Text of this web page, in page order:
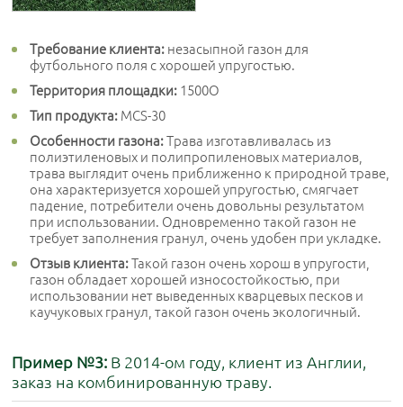
Требование клиента: незасыпной газон для
футбольного поля с хорошей упругостью.
Территория площадки: 1500O
Тип продукта: MCS-30
Особенности газона:Трава изготавливалась из
полиэтиленовых и полипропиленовых материалов,
трава выглядит очень приближенно к природной траве,
она характеризуется хорошей упругостью, смягчает
падение, потребители очень довольны результатом
при использовании. Одновременно такой газон не
требует заполнения гранул, очень удобен при укладке.
Отзыв клиента:Такой газон очень хорош в упругости,
газон обладает хорошей износостойкостью, при
использовании нет выведенных кварцевых песков и
каучуковых гранул, такой газон очень экологичный.
Пример №3: В 2014-ом году, клиент из Англии,
заказ на комбинированную траву.